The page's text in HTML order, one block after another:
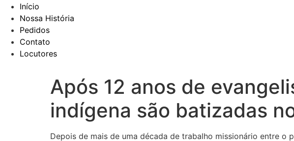
Início
Nossa História
Pedidos
Contato
Locutores
Após 12 anos de
indígena são batizadas
Depois de mais de uma década de trabalho missionário entre